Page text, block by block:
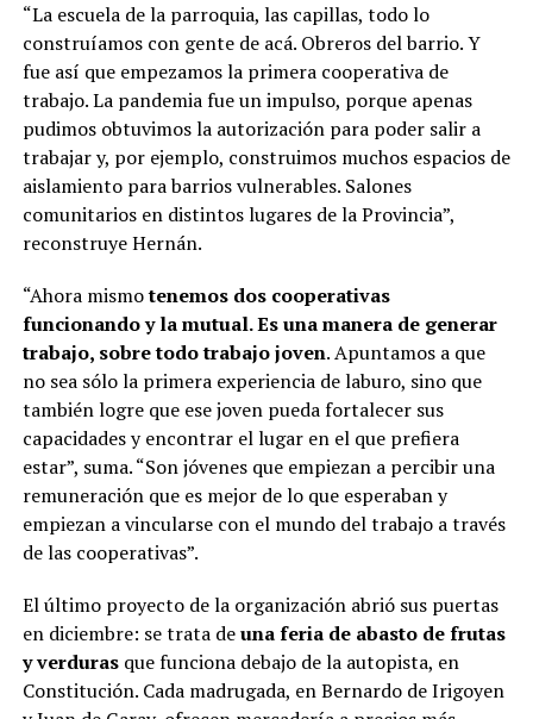
“La escuela de la parroquia, las capillas, todo lo
construíamos con gente de acá. Obreros del barrio. Y
fue así que empezamos la primera cooperativa de
trabajo. La pandemia fue un impulso, porque apenas
pudimos obtuvimos la autorización para poder salir a
trabajar y, por ejemplo, construimos muchos espacios de
aislamiento para barrios vulnerables. Salones
comunitarios en distintos lugares de la Provincia”,
reconstruye Hernán.
“Ahora mismotenemos dos cooperativas
funcionando y la mutual. Es una manera de generar
trabajo, sobre todo trabajo joven. Apuntamos a que
no sea sólo la primera experiencia de laburo, sino que
también logre que ese joven pueda fortalecer sus
capacidades y encontrar el lugar en el que prefiera
estar”, suma. “Son jóvenes que empiezan a percibir una
remuneración que es mejor de lo que esperaban y
empiezan a vincularse con el mundo del trabajo a través
de las cooperativas”.
El último proyecto de la organización abrió sus puertas
en diciembre: se trata deuna feria de abasto de frutas
y verdurasque funciona debajo de la autopista, en
Constitución. Cada madrugada, en Bernardo de Irigoyen